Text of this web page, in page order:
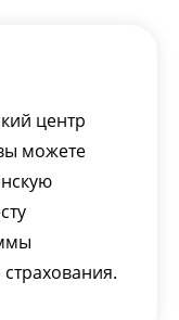
центр
можете